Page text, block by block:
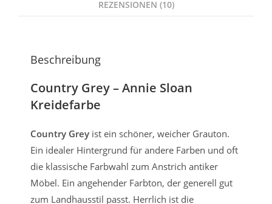
REZENSIONEN (10)
Beschreibung
Country Grey – Annie Sloan
Kreidefarbe
Country Grey ist ein schöner, weicher Grauton.
Ein idealer Hintergrund für andere Farben und oft
die klassische Farbwahl zum Anstrich antiker
Möbel. Ein angehender Farbton, der generell gut
zum Landhausstil passt. Herrlich ist die